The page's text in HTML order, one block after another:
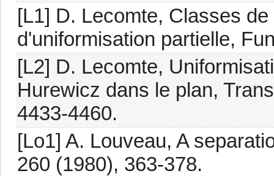
[L1] D. Lecomte, Classes
d'uniformisation partielle,
[L2] D. Lecomte,
Hurewicz dans le plan,
4433-4460.
[Lo1] A. Louveau, A
260 (1980), 363-378.